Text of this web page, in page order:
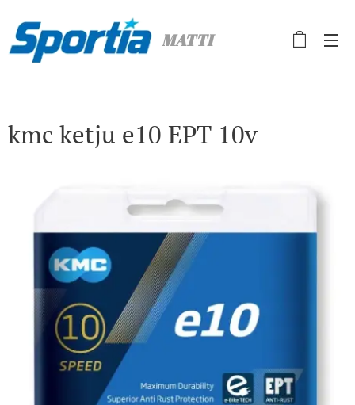
MATTI
kmc ketju e10 EPT 10v